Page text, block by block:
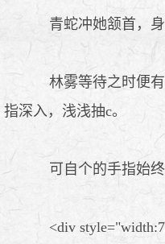
青蛇冲她颔首，身
林雾等待之时便有
指深入，浅浅抽c。
可自个的手指始终
<div